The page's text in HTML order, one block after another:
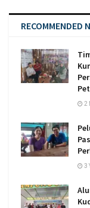
RECOMMENDED
2
3